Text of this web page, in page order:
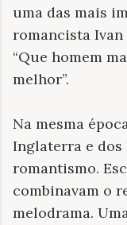
uma das mais
romancista
“Que homem
melhor”.
Na mesma
Inglaterra e dos
romantismo.
combinavam o
melodrama.